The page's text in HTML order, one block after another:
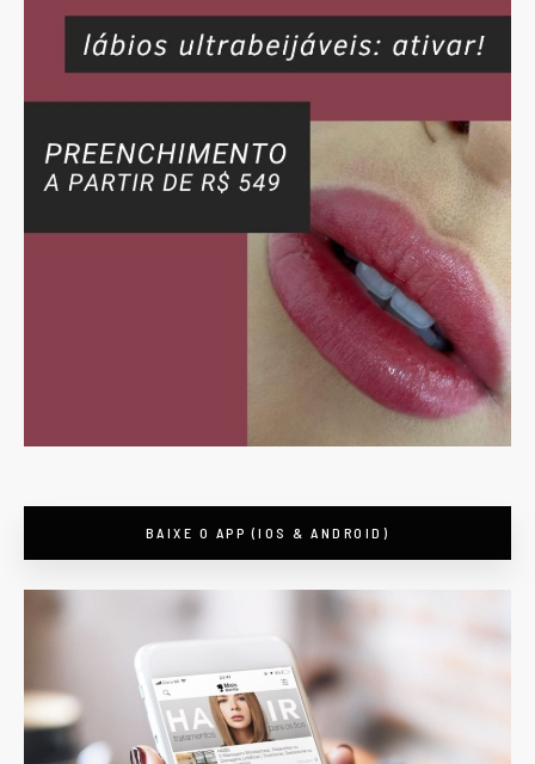
BAIXE O APP (IOS & ANDROID)